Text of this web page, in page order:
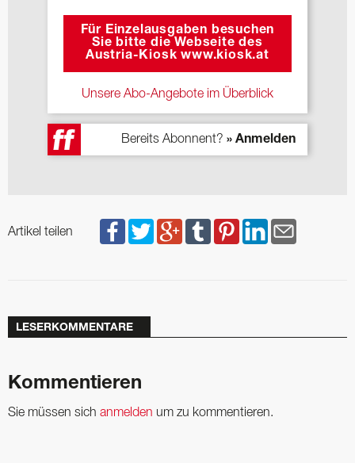
Für Einzelausgaben besuchen
Sie bitte die Webseite des
Austria-Kiosk www.kiosk.at
Unsere Abo-Angebote im Überblick
Bereits Abonnent? » Anmelden
Artikel teilen
LESERKOMMENTARE
Kommentieren
Sie müssen sich anmelden um zu kommentieren.